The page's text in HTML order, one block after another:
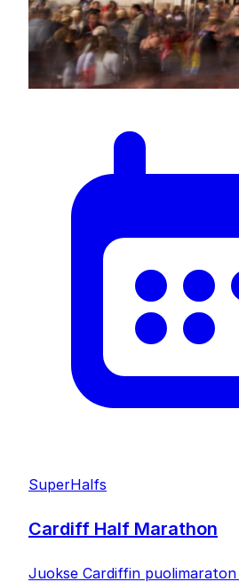
SuperHalfs
Cardiff Half Marathon
Juokse Cardiffin